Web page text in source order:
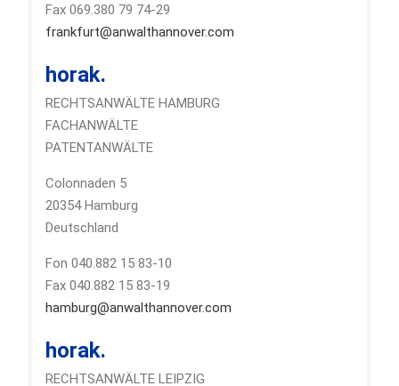
Fax 069.380 79 74-29
frankfurt@anwalthannover.com
horak.
RECHTSANWÄLTE HAMBURG
FACHANWÄLTE
PATENTANWÄLTE
Colonnaden 5
20354 Hamburg
Deutschland
Fon 040.882 15 83-10
Fax 040.882 15 83-19
hamburg@anwalthannover.com
horak.
RECHTSANWÄLTE LEIPZIG